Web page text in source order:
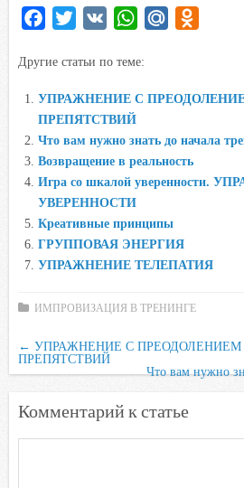
c
b
o
o
k
i
t
e
r
W
a
A
p
p
R
u
l
s
Другие статьи по теме:
УПРАЖНЕНИЕ С
ПРЕПЯТСТВИЙ
Что вам нужно знать до начала
Возвращение в реальность
Игра со шкалой уверенности.
УВЕРЕННОСТИ
Креативные принципы
ГРУППОВАЯ ЭНЕРГИЯ
УПРАЖНЕНИЕ ТЕЛЕПАТИЯ
ИМПРОВИЗАЦИЯ В ТРЕНИНГЕ
← УПРАЖНЕНИЕ С
ПРЕПЯТСТВИЙ
Что вам нужно
Комментарий к статье